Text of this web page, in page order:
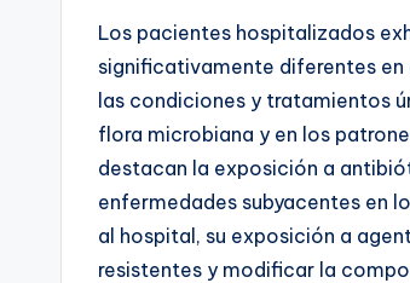
Los pacientes hospitalizados
significativamente diferentes
las condiciones y tratamientos
flora microbiana y en los
destacan la exposición a
enfermedades subyacentes en
al hospital, su exposición a
resistentes y modificar la